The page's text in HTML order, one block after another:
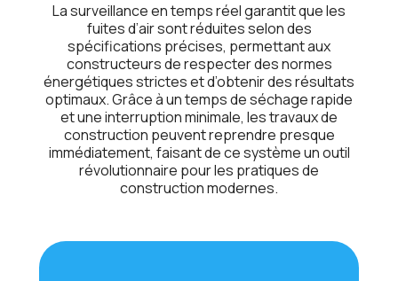
La surveillance en temps réel garantit que les
fuites d’air sont réduites selon des
spécifications précises, permettant aux
constructeurs de respecter des normes
énergétiques strictes et d’obtenir des résultats
optimaux. Grâce à un temps de séchage rapide
et une interruption minimale, les travaux de
construction peuvent reprendre presque
immédiatement, faisant de ce système un outil
révolutionnaire pour les pratiques de
construction modernes.